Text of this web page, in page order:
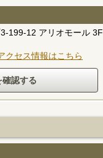
199-12 アリオモール 3F
クセス情報はこちら